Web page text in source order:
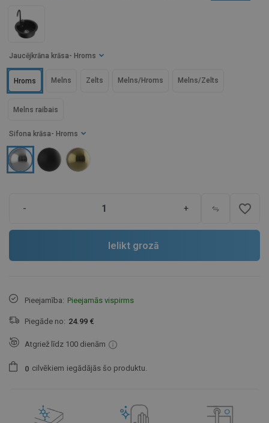
Sifona krāsa - Hroms
Jaucējkrāna krāsa - Hroms
Hroms Melns Zelts Melns/Hroms Melns/Zelts
Melns raibais
- + favorite_border
Ielikt grozā
Pieejamība: Pieejamās vispirms
Piegāde no: 24.99 €
Atgriež līdz 100 dienām
0 cilvēkiem iegādājās šo produktu.